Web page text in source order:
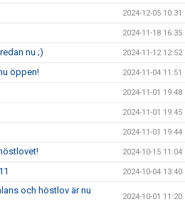
2024-12-05 10:31
2024-11-18 16:35
nu ;) 2024-11-12 12:52
öppen! 2024-11-04 11:51
2024-11-01 19:48
2024-11-01 19:45
2024-11-01 19:44
2024-10-15 11:04
2024-10-04 13:40
och höstlov är nu
2024-10-01 11:20